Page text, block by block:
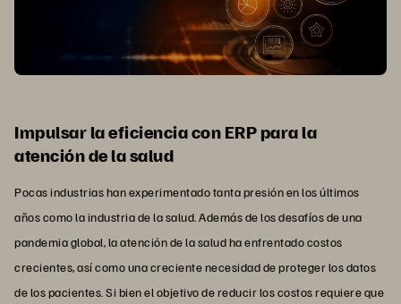
Impulsar la eficiencia con ERP para la
atención de la salud
Pocas industrias han experimentado tanta presión en los últimos
años como la industria de la salud. Además de los desafíos de una
pandemia global, la atención de la salud ha enfrentado costos
crecientes, así como una creciente necesidad de proteger los datos
de los pacientes. Si bien el objetivo de reducir los costos requiere que